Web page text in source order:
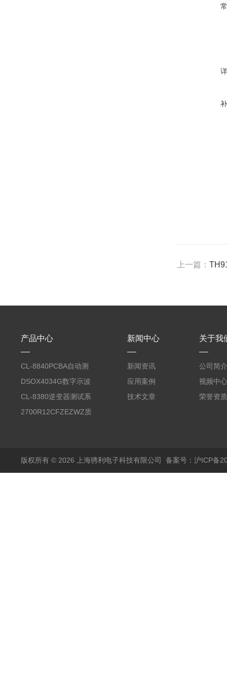
上一篇：
产品中心
CL-8840PCBA自动测
试台系统
DSOX4034G数字示波
器
CL-8380逆变器测试系
统台
2700R12CFZEZWZ质
新闻中心
新闻资讯
应用案例
技术文章
关于我
公司简介
视频中心
荣誉资质
版权所有 © 2026 上海骋利电子科技有限公司 备案号：沪ICP备